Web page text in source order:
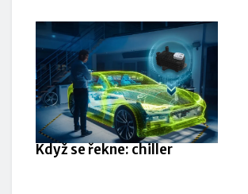
Když se řekne: chiller